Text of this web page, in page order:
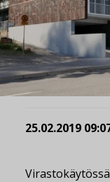
25.02.2019